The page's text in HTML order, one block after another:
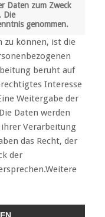
Daten zum Zweck
Die
genommen.
zu können, ist die
beruht auf
Interesse
Weitergabe der
Daten werden
Verarbeitung
das Recht, der
der